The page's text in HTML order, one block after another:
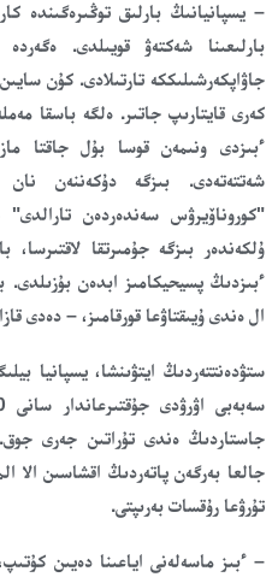
– يسپانيانىڭ بارلىق توڭىرەگىندە
بارلىعىنا شەكتەۋ قويىلدى. ەگەردە
جاۋاپكەرشىلىككە تارتىلادى. كۇن
كەرى قايتارىپ جاتىر. ەلگە باسقا
ءبىزدى ونىمەن قوسا بۇل جاقتا
شەتتەتەدى. بىزگە دۇكەننەن نان
"كوروناۆيرۋس سەندەردەن
ۇلكەندەر بىزگە جۇمىرتقا لاقتىرسا،
ءبىزدىڭ پسيحيكامىز ابدەن بۇزىلدى.
ال ەندى ۇيىقتاۋعا قورقامىز، – دەدى
جاستاردىڭ ەندى تۇراتىن جەرى جوق.
جالعا بەرگەن پاتەردىڭ اقشاسىن الا
تۇرۋعا رۇقسات بەرىپتى.
– ءبىز ماسەلەنى اياعىنا دەيىن